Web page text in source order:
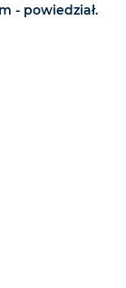
- powiedział.